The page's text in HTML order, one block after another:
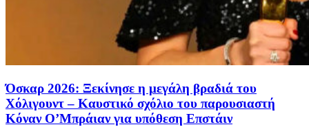
Όσκαρ 2026: Ξεκίνησε η μεγάλη βραδιά του
Χόλιγουντ – Καυστικό σχόλιο του παρουσιαστή
Κόναν Ο’Μπράιαν για υπόθεση Επστάιν